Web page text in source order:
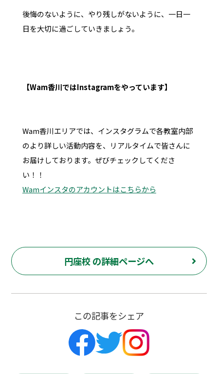
後悔のないように、やり残しがないように、一日一
日を大切に過ごしていきましょう。
【Wam香川ではInstagramをやっています】
Wam香川エリアでは、インスタグラムで各教室内部
のより詳しい活動内容を、リアルタイムで皆さんに
お届けしております。ぜびチェックしてくださ
い！！
Wamインスタのアカウントはこちらから
円座校 の詳細ページへ
この記事をシェア